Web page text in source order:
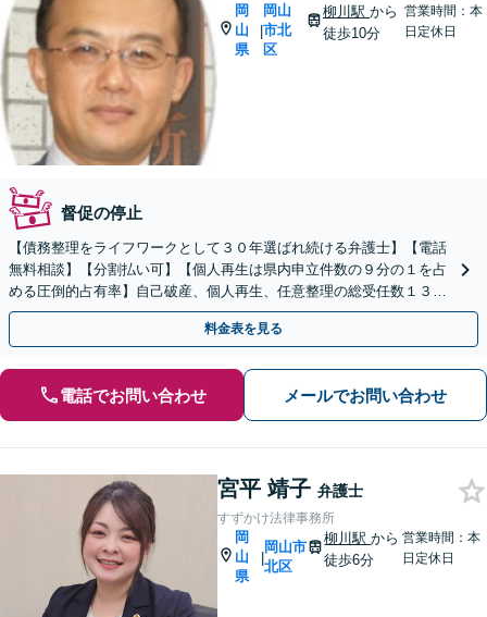
岡
山
県
|
岡山
市北
区
柳川駅 から
徒歩10分
営業時間：本
日定休日
督促の停止
【債務整理をライフワークとして３０年選ばれ続ける弁護士】【電話
無料相談】【分割払い可】【個人再生は県内申立件数の９分の１を占
める圧倒的占有率】自己破産、個人再生、任意整理の総受任数１３０
０件は言葉を超えた確かな信頼の証。
料金表を見る
電話でお問い合わせ メールでお問い合わせ
宮平 靖子 弁護士
すずかけ法律事務所
岡
山
県
|
岡山市
北区
柳川駅から
徒歩6分
営業時間：本
日定休日